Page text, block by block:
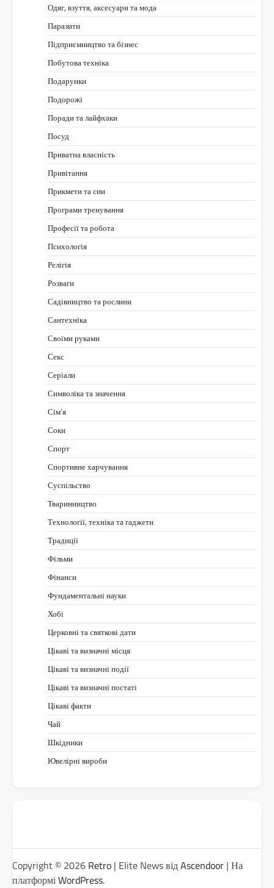
Одяг, взуття, аксесуари та мода
Паразити
Підприємництво та бізнес
Побутова техніка
Подарунки
Подорожі
Поради та лайфхаки
Посуд
Приватна власність
Привітання
Прикмети та сни
Програми тренування
Професії та робота
Психологія
Релігія
Розваги
Садівництво та рослини
Сантехніка
Своїми руками
Секс
Серіали
Символіка та значення
Сім’я
Соки
Спорт
Спортивне харчування
Суспільство
Тваринництво
Технології, техніка та гаджети
Традиції
Фільми
Фінанси
Фундаментальні науки
Хобі
Церковні та святкові дати
Цікаві та визначні місця
Цікаві та визначні події
Цікаві та визначні постаті
Цікаві факти
Чай
Шкідники
Ювелірні вироби
Copyright © 2026 Retro | Elite News відAscendoor | На
платформіWordPress.